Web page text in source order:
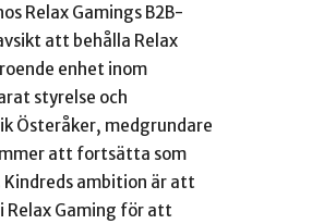
Relax Gamings B2B-
att behålla Relax
enhet inom
styrelse och
Österåker, medgrundare
att fortsätta som
ambition är att
Gaming för att